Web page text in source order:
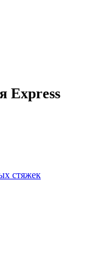
Express
стяжек